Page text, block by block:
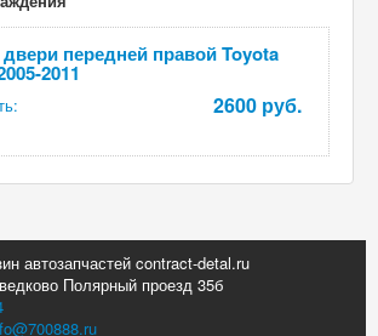
передней правой Toyota
2011
2600 руб.
автозапчастей contract-detal.ru
Полярный проезд 35б